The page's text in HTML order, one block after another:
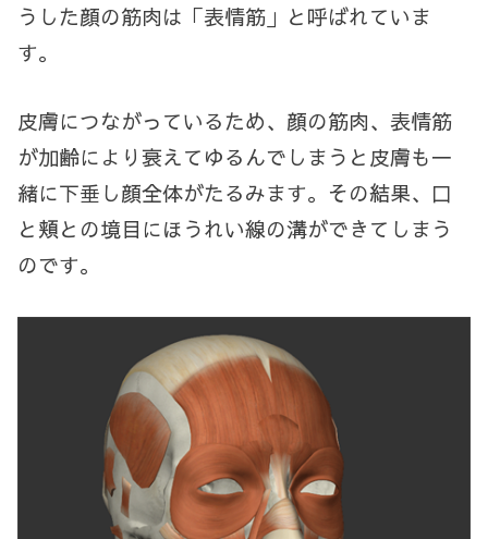
うした顔の筋肉は「表情筋」と呼ばれていま
す。
皮膚につながっているため、顔の筋肉、表情筋
が加齢により衰えてゆるんでしまうと皮膚も一
緒に下垂し顔全体がたるみます。その結果、口
と頬との境目にほうれい線の溝ができてしまう
のです。